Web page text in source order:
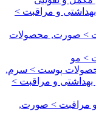
و مراقبت >
> صورت, محصولات
> مو
پوست > سرم,
و مراقبت >
و مراقبت > صورت,